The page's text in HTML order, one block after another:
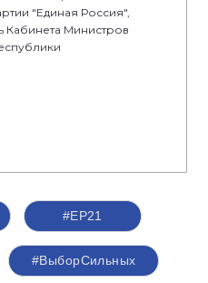
"Единая Россия",
Кабинета Министров
#ЕР21
#ВыборСильных